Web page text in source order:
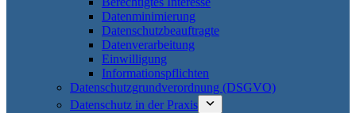
Datenminimierung
Datenschutzbeauftragte
Datenverarbeitung
Einwilligung
Informationspflichten
Datenschutzgrundverordnung (DSGVO)
Datenschutz in der Praxis